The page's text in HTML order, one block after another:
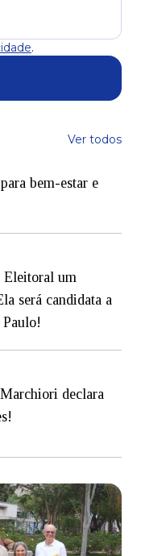
.
Ver todos
bem-estar e
Eleitoral um
será candidata a
declara